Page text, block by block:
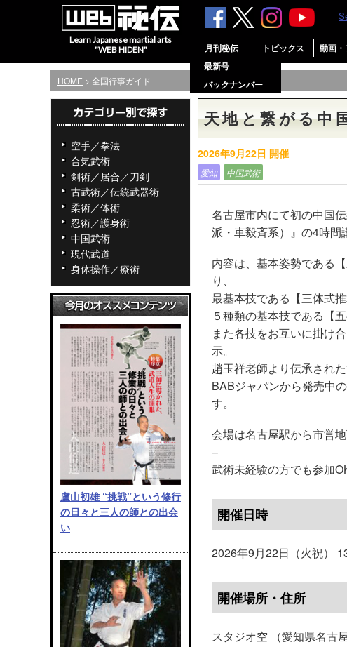
Learn Japanese martial arts
"WEB HIDEN"
月刊秘伝
最新号
バックナンバー
トピックス 動画・
HOME > 全国行事ガイド
空手／拳法
合気武術
剣術／居合／刀剣
古武術／伝統武器術
柔術／体術
忍術／護身術
中国武術
現代武道
身体操作／療術
盧山初雄 “挑戦”という修行
の日々と三人の師との出会
い
天地と繋がる中
2026年9月22日 開催
愛知 中国武術
名古屋市内にて初の中国
派・車毅斉系）』の4時間
内容は、基本姿勢である
り、
最基本技である【三体式
５種類の基本技である【
また各技をお互いに掛け
示。
趙玉祥老師より伝承され
BABジャパンから発売中
す。
会場は名古屋駅から市営
–
武術未経験の方でも参加
開催日時
2026年9月22日（火祝）
開催場所・住所
スタジオ空 （愛知県名古